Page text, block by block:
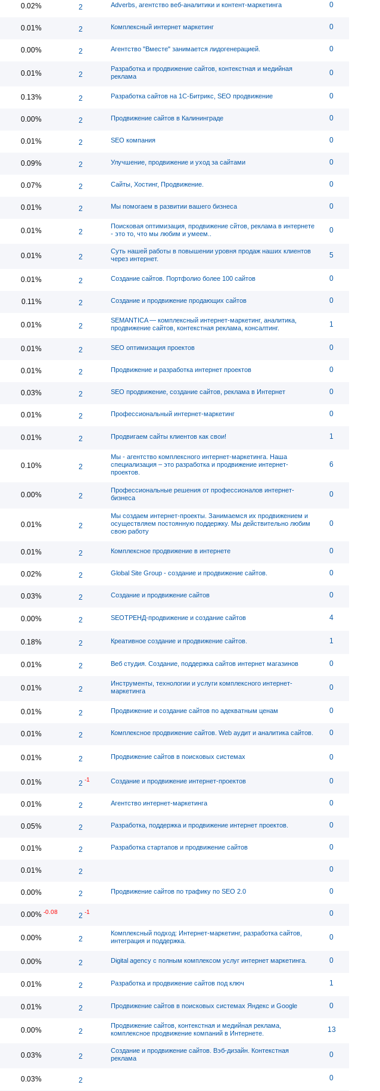
0.02% 2 Adverbs, агентство веб-аналитики и контент-маркетинга 0
0.01% 2 Комплексный интернет маркетинг 0
0.00% 2 Агентство "Вместе" занимается лидогенерацией. 0
0.01% 2
Разработка и продвижение сайтов, контекстная и медийная
реклама
0
0.13% 2 Разработка сайтов на 1С-Битрикс, SEO продвижение 0
0.00% 2 Продвижение сайтов в Калининграде 0
0.01% 2 SEO компания 0
0.09% 2 Улучшение, продвижение и уход за сайтами 0
0.07% 2 Сайты, Хостинг, Продвижение. 0
0.01% 2 Мы помогаем в развитии вашего бизнеса 0
0.01% 2
Поисковая оптимизация, продвижение сйтов, реклама в интернете
- это то, что мы любим и умеем..
0
0.01% 2
Суть нашей работы в повышении уровня продаж наших клиентов
через интернет.
5
0.01% 2 Создание сайтов. Портфолио более 100 сайтов 0
0.11% 2 Создание и продвижение продающих сайтов 0
0.01% 2
SEMANTICA — комплексный интернет-маркетинг, аналитика,
продвижение сайтов, контекстная реклама, консалтинг.
1
0.01% 2 SEO оптимизация проектов 0
0.01% 2 Продвижение и разработка интернет проектов 0
0.03% 2 SEO продвижение, создание сайтов, реклама в Интернет 0
0.01% 2 Профессиональный интернет-маркетинг 0
0.01% 2 Продвигаем сайты клиентов как свои! 1
0.10% 2
Мы - агентство комплексного интернет-маркетинга. Наша
специализация – это разработка и продвижение интернет-
проектов.
6
0.00% 2
Профессиональные решения от профессионалов интернет-
бизнеса
0
0.01% 2
Мы создаем интернет-проекты. Занимаемся их продвижением и
осуществляем постоянную поддержку. Мы действительно любим
свою работу
0
0.01% 2 Комплексное продвижение в интернете 0
0.02% 2 Global Site Group - создание и продвижение сайтов. 0
0.03% 2 Создание и продвижение сайтов 0
0.00% 2 SEOТРЕНД-продвижение и создание сайтов 4
0.18% 2 Креативное создание и продвижение сайтов. 1
0.01% 2 Веб студия. Создание, поддержка сайтов интернет магазинов 0
0.01% 2
Инструменты, технологии и услуги комплексного интернет-
маркетинга
0
0.01% 2 Продвижение и создание сайтов по адекватным ценам 0
0.01% 2 Комплексное продвижение сайтов. Web аудит и аналитика сайтов. 0
0.01% 2 Продвижение сайтов в поисковых системах 0
0.01% 2 -1 Создание и продвижение интернет-проектов 0
0.01% 2 Агентство интернет-маркетинга 0
0.05% 2 Разработка, поддержка и продвижение интернет проектов. 0
0.01% 2 Разработка стартапов и продвижение сайтов 0
0.01% 2 0
0.00% 2 Продвижение сайтов по трафику по SEO 2.0 0
0.00% -0.08 2 -1 0
0.00% 2
Комплексный подход: Интернет-маркетинг, разработка сайтов,
интеграция и поддержка.
0
0.00% 2 Digital agency c полным комплексом услуг интернет маркетинга. 0
0.01% 2 Разработка и продвижение сайтов под ключ 1
0.01% 2 Продвижение сайтов в поисковых системах Яндекс и Google 0
0.00% 2
Продвижение сайтов, контекстная и медийная реклама,
комплексное продвижение компаний в Интернете.
13
0.03% 2
Создание и продвижение сайтов. Вэб-дизайн. Контекстная
реклама
0
0.03% 2 0